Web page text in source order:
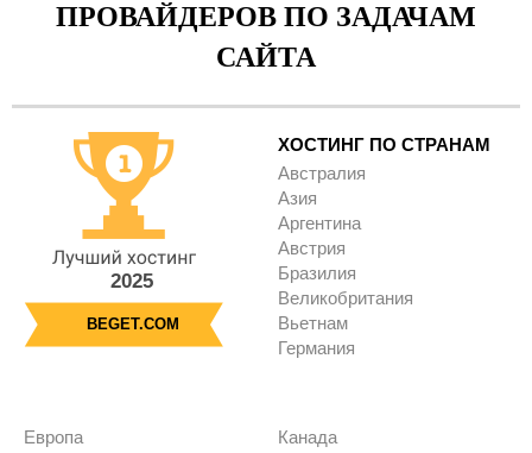
ПРОВАЙДЕРОВ ПО ЗАДАЧАМ
САЙТА
2025
BEGET.COM
ХОСТИНГ ПО СТРАНАМ
Австралия
Азия
Аргентина
Австрия
Бразилия
Великобритания
Вьетнам
Германия
Европа
Канада